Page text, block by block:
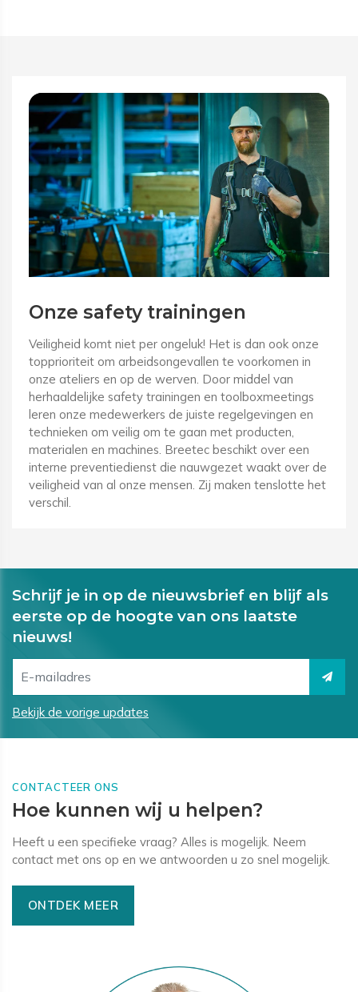
Onze safety trainingen
Veiligheid komt niet per ongeluk! Het is dan ook onze
topprioriteit om arbeidsongevallen te voorkomen in
onze ateliers en op de werven. Door middel van
herhaaldelijke safety trainingen en toolboxmeetings
leren onze medewerkers de juiste regelgevingen en
technieken om veilig om te gaan met producten,
materialen en machines. Breetec beschikt over een
interne preventiedienst die nauwgezet waakt over de
veiligheid van al onze mensen. Zij maken tenslotte het
verschil.
Schrijf je in op de nieuwsbrief en blijf als
eerste op de hoogte van ons laatste
nieuws!
Bekijk de vorige updates
CONTACTEER ONS
Hoe kunnen wij u helpen?
Heeft u een specifieke vraag? Alles is mogelijk. Neem
contact met ons op en we antwoorden u zo snel mogelijk.
ONTDEK MEER